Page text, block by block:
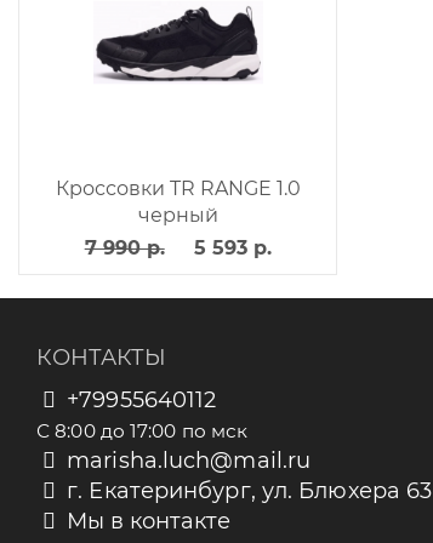
Кроссовки TR RANGE 1.0
черный
7 990 р.
5 593 р.
КОНТАКТЫ
+79955640112
С 8:00 до 17:00 по мск
marisha.luch@mail.ru
г. Екатеринбург, ул. Блюхера 63
Мы в контакте